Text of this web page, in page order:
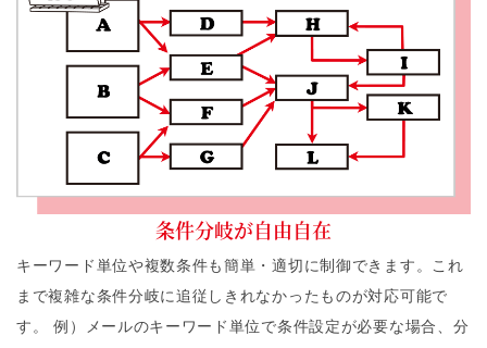
条件分岐が自由自在
キーワード単位や複数条件も簡単・適切に制御できます。これ
まで複雑な条件分岐に追従しきれなかったものが対応可能で
す。 例）メールのキーワード単位で条件設定が必要な場合、分